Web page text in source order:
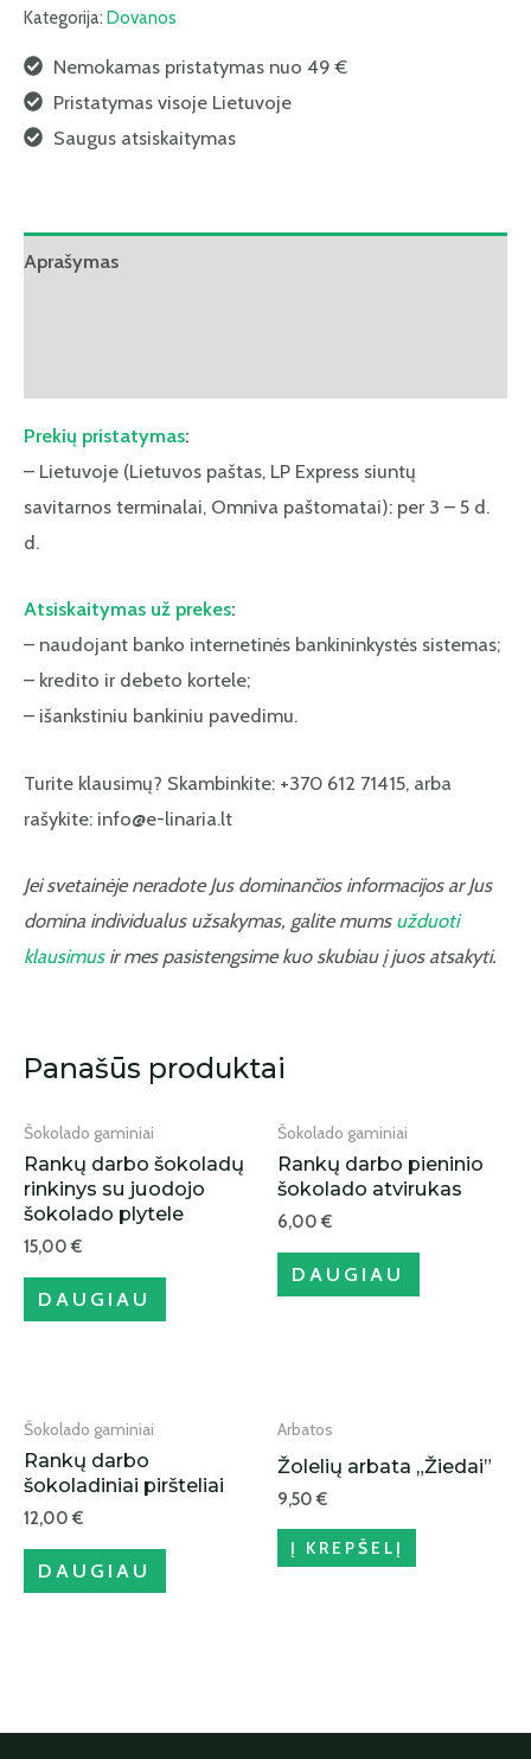
Kategorija: Dovanos
Nemokamas pristatymas nuo 49 €
Pristatymas visoje Lietuvoje
Saugus atsiskaitymas
Aprašymas
Prekių pristatymas:
– Lietuvoje (Lietuvos paštas, LP Express siuntų
savitarnos terminalai, Omniva paštomatai): per 3 – 5 d.
d.
Atsiskaitymas už prekes:
– naudojant banko internetinės bankininkystės sistemas;
– kredito ir debeto kortele;
– išankstiniu bankiniu pavedimu.
Turite klausimų? Skambinkite: +370 612 71415, arba
rašykite: info@e-linaria.lt
Jei svetainėje neradote Jus dominančios informacijos ar Jus
domina individualus užsakymas, galite mums užduoti
klausimusir mes pasistengsime kuo skubiau į juos atsakyti.
Panašūs produktai
IŠPARDUOTA
Šokolado gaminiai
Rankų darbo šokoladų
rinkinys su juodojo
šokolado plytele
15,00€
DAUGIAU
Šokolado gaminiai
Rankų darbo pieninio
šokolado atvirukas
6,00€
DAUGIAU
Šokolado gaminiai
Rankų darbo
šokoladiniai piršteliai
12,00€
DAUGIAU
Arbatos
Žolelių arbata „Žiedai”
9,50€
Į KREPŠELĮ